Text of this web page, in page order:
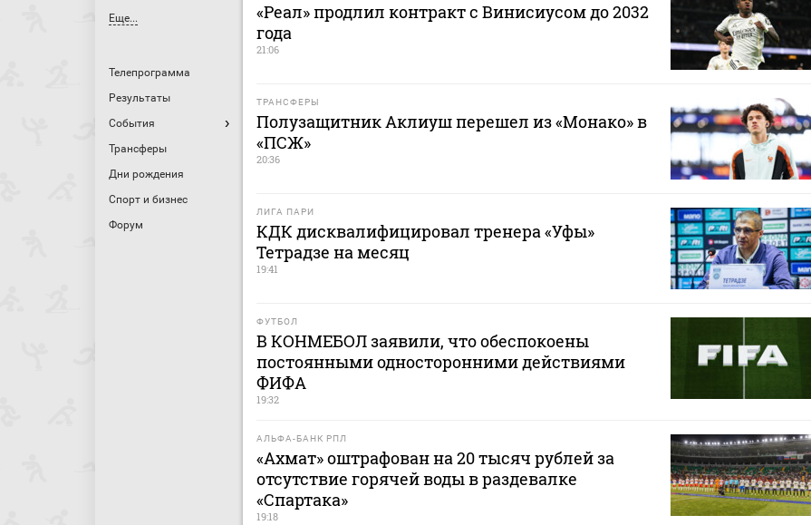
Еще...
Телепрограмма
Результаты
События
Трансферы
Дни рождения
Спорт и бизнес
Форум
«Реал» продлил контракт с Винисиусом до 2032
года
21:06
ТРАНСФЕРЫ
Полузащитник Аклиуш перешел из «Монако» в
«ПСЖ»
20:36
ЛИГА ПАРИ
КДК дисквалифицировал тренера «Уфы»
Тетрадзе на месяц
19:41
ФУТБОЛ
В КОНМЕБОЛ заявили, что обеспокоены
постоянными односторонними действиями
ФИФА
19:32
АЛЬФА-БАНК РПЛ
«Ахмат» оштрафован на 20 тысяч рублей за
отсутствие горячей воды в раздевалке
«Спартака»
19:18